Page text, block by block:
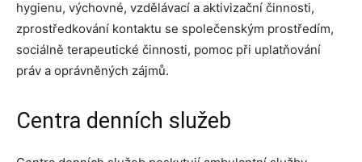
hygienu, výchovné, vzdělávací a aktivizační činnosti,
zprostředkování kontaktu se společenským prostředím,
sociálně terapeutické činnosti, pomoc při uplatňování
práv a oprávněných zájmů.
Centra denních služeb